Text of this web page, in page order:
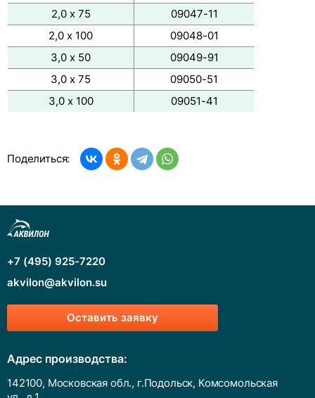
2,0 х 75
09047-11
2,0 х 100
09048-01
3,0 х 50
09049-91
3,0 х 75
09050-51
3,0 x 100
09051-41
Поделиться:
Оставить заявку
+7 (495) 925-7220
akvilon@akvilon.su
Адрес производства:
142100, Московская обл., г.Подольск, Комсомольская